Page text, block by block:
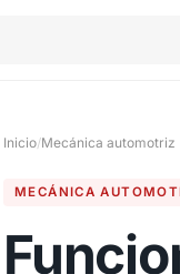
Inicio/Mecánica automotriz
MECÁNICA